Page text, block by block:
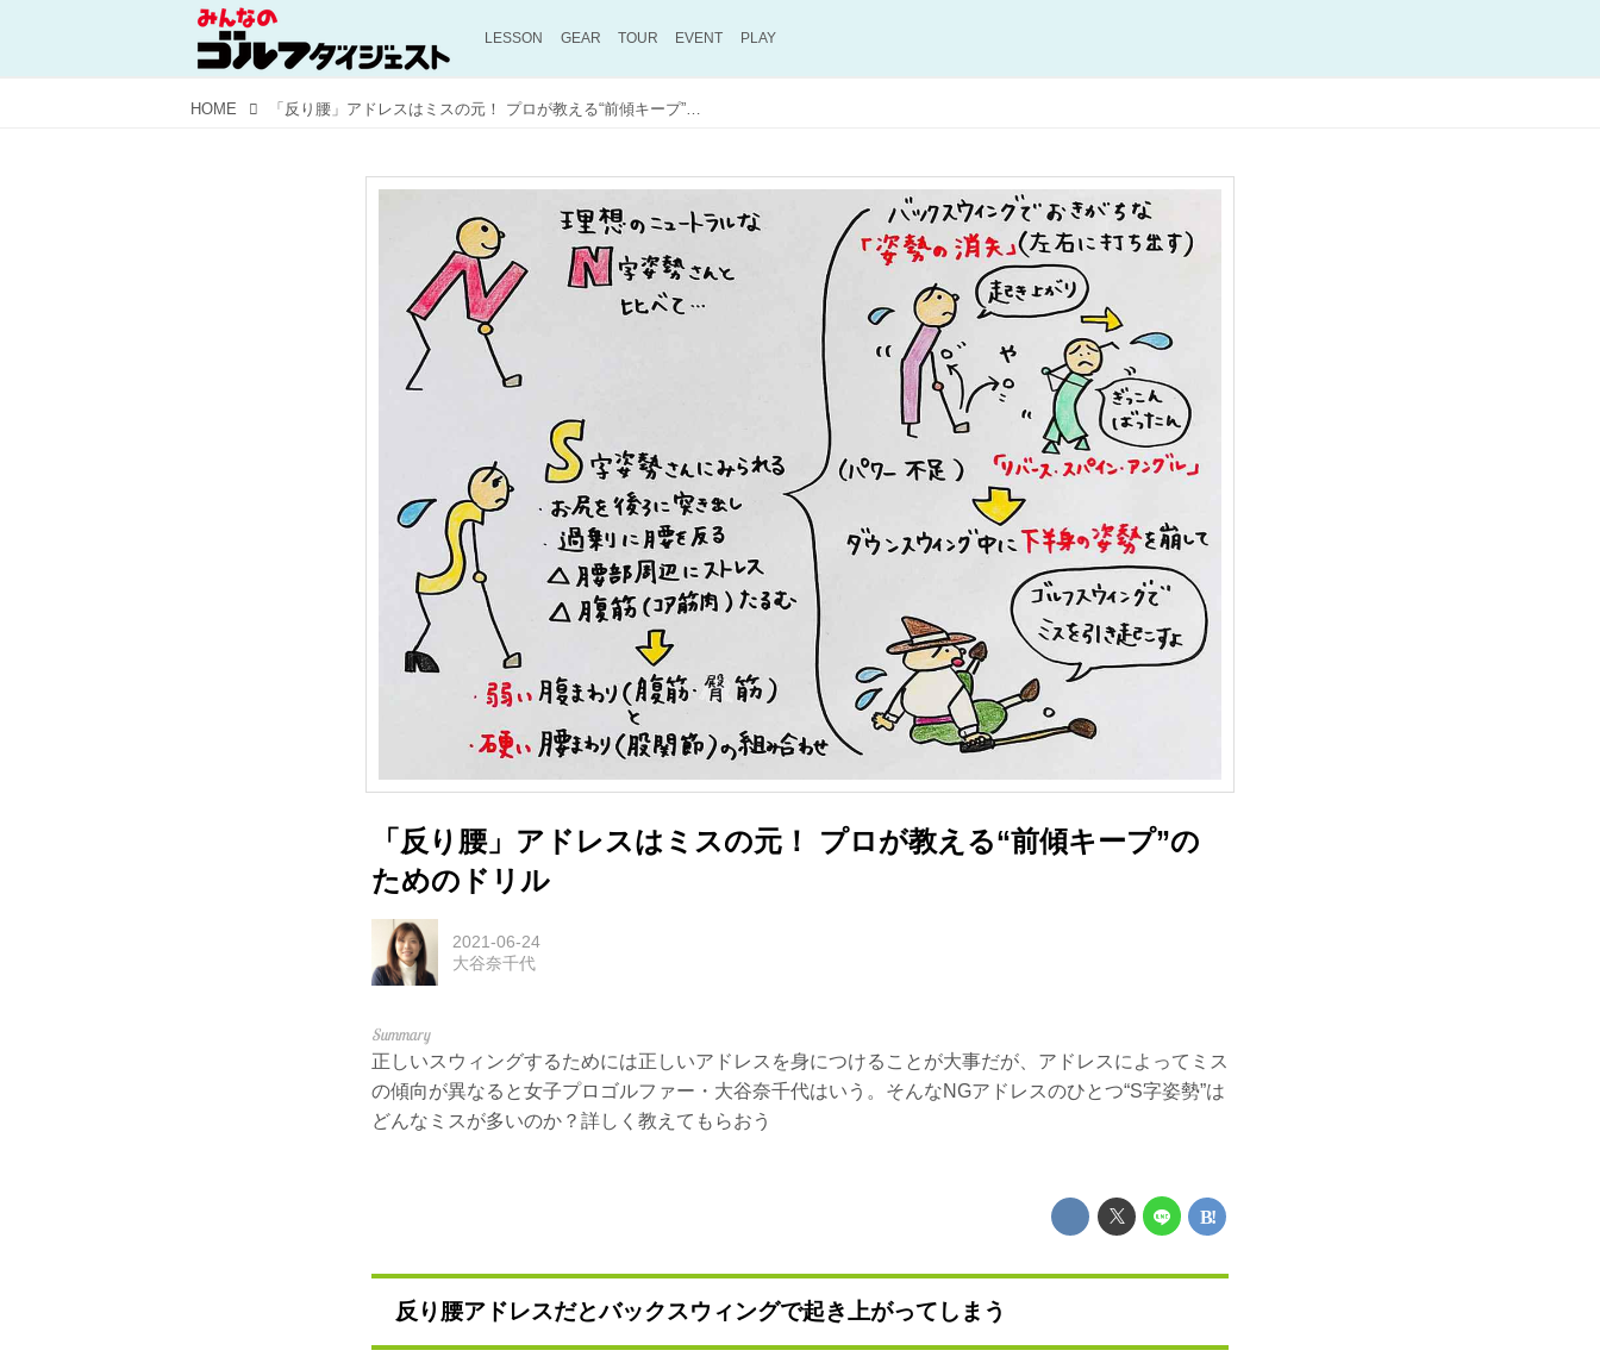
LESSON GEAR TOUR EVENT PLAY
HOME 「反り腰」アドレスはミスの元！ プロが教える“前傾キープ”のためのドリル
「反り腰」アドレスはミスの元！ プロが教える“前傾キープ”の
ためのドリル
2021-06-24
大谷奈千代
正しいスウィングするためには正しいアドレスを身につけることが大事だが、アドレスによってミス
の傾向が異なると女子プロゴルファー・大谷奈千代はいう。そんなNGアドレスのひとつ“S字姿勢”は
どんなミスが多いのか？詳しく教えてもらおう
反り腰アドレスだとバックスウィングで起き上がってしまう